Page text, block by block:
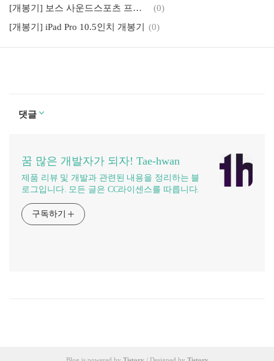
[개봉기] 보스 사운드스포츠 프리(Bose Soundsport Free) 개봉기
(0)
[개봉기] iPad Pro 10.5인치 개봉기
(0)
댓글
꿈 많은 개발자가 되자! Tae-hwan
제품 리뷰 및 개발과 관련된 내용을 정리하는 블
로그입니다. 모든 글은 CC라이센스를 따릅니다.
구독하기